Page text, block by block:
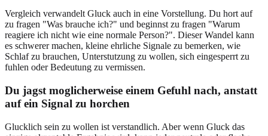
Vergleich verwandelt Gluck auch in eine Vorstellung. Du hort auf
zu fragen "Was brauche ich?" und beginnst zu fragen "Warum
reagiere ich nicht wie eine normale Person?". Dieser Wandel kann
es schwerer machen, kleine ehrliche Signale zu bemerken, wie
Schlaf zu brauchen, Unterstutzung zu wollen, sich eingesperrt zu
fuhlen oder Bedeutung zu vermissen.
Du jagst moglicherweise einem Gefuhl nach, anstatt
auf ein Signal zu horchen
Glucklich sein zu wollen ist verstandlich. Aber wenn Gluck das